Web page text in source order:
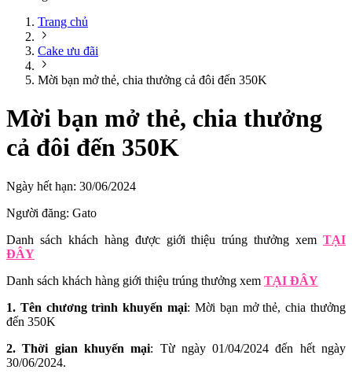
Trang chủ
Cake ưu đãi
Mời bạn mở thẻ, chia thưởng cả đôi đến 350K
Mời bạn mở thẻ, chia thưởng
cả đôi đến 350K
Ngày hết hạn: 30/06/2024
Người đăng: Gato
Danh sách khách hàng được giới thiệu trúng thưởng xem TẠI
ĐÂY
Danh sách khách hàng giới thiệu trúng thưởng xem TẠI ĐÂY
1. Tên chương trình khuyến mại: Mời bạn mở thẻ, chia thưởng
đến 350K
2. Thời gian khuyến mại: Từ ngày 01/04/2024 đến hết ngày
30/06/2024.